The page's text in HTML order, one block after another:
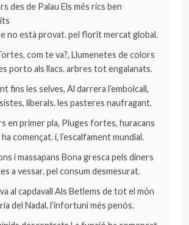
des de Palau Els més rics ben
no està provat. pel florit mercat global.
com te va?, Llumenetes de colors
porto als llacs. arbres tot engalanats.
fins les selves, Al darrera l’embolcall,
liberals. les pasteres naufragant.
en primer pla, Pluges fortes, huracans
començat. i, l’escalfament mundial.
i massapans Bona gresca pels diners
a vessar. pel consum desmesurat.
al capdavall Als Betlems de tot el món
del Nadal. l’infortuni més penós.